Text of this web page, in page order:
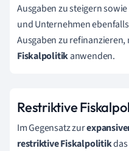
Ausgaben zu steigern
und Unternehmen
Ausgaben zu refinanzieren,
Fiskalpolitikanwenden.
Restriktive
Im Gegensatz zur
restriktive Fiskalpolitikdas